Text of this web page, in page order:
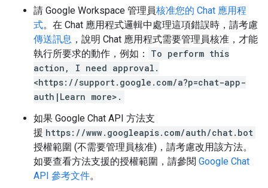
請 Google Workspace 管理員核准您的 Chat 應用程
式。在 Chat 應用程式邏輯中處理這項錯誤時，請考慮
傳送訊息 ，說明 Chat 應用程式需要管理員核准，才能
執行所要求的動作，例如：
To perform this
action, I need approval.
<https://support.google.com/a?p=chat-app-
auth|Learn more>.
如果 Google Chat API 方法支
援 https://www.googleapis.com/auth/chat.bot
授權範圍 (不需要管理員核准)，請考慮改用該方法。
如要查看方法支援的授權範圍，請參閱 Google Chat
API 參考文件。